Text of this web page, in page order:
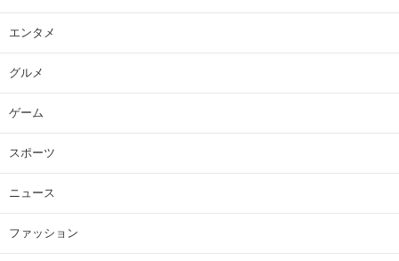
エンタメ
グルメ
ゲーム
スポーツ
ニュース
ファッション